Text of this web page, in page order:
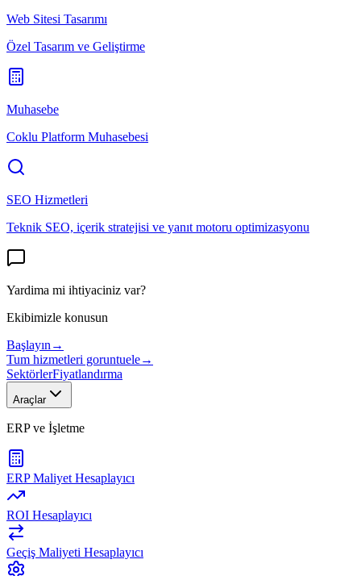
Web Sitesi Tasarımı
Özel Tasarım ve Geliştirme
Muhasebe
Coklu Platform Muhasebesi
SEO Hizmetleri
Teknik SEO, içerik stratejisi ve yanıt motoru optimizasyonu
Yardima mi ihtiyaciniz var?
Ekibimizle konusun
Başlayın →
Tum hizmetleri goruntuele→
SektörlerFiyatlandırma
Araçlar
ERP ve İşletme
ERP Maliyet Hesaplayıcı
ROI Hesaplayıcı
Geçiş Maliyeti Hesaplayıcı